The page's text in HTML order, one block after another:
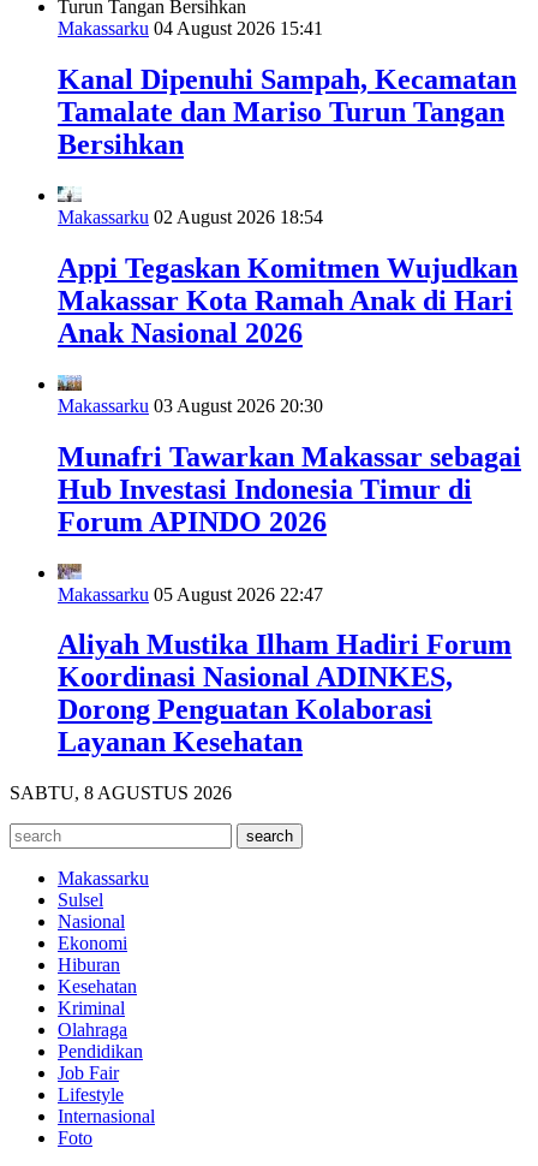
Makassarku 04 August 2026 15:41
Kanal Dipenuhi Sampah, Kecamatan
Tamalate dan Mariso Turun Tangan
Bersihkan
Makassarku 02 August 2026 18:54
Appi Tegaskan Komitmen Wujudkan
Makassar Kota Ramah Anak di Hari
Anak Nasional 2026
Makassarku 03 August 2026 20:30
Munafri Tawarkan Makassar sebagai
Hub Investasi Indonesia Timur di
Forum APINDO 2026
Makassarku 05 August 2026 22:47
Aliyah Mustika Ilham Hadiri Forum
Koordinasi Nasional ADINKES,
Dorong Penguatan Kolaborasi
Layanan Kesehatan
SABTU, 8 AGUSTUS 2026
Makassarku
Sulsel
Nasional
Ekonomi
Hiburan
Kesehatan
Kriminal
Olahraga
Pendidikan
Job Fair
Lifestyle
Internasional
Foto